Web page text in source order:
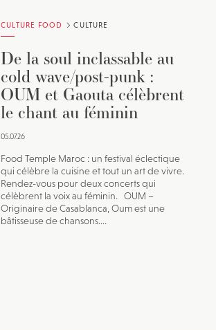
CULTURE FOOD CULTURE
De la soul inclassable au
cold wave/post-punk :
OUM et Gaouta célèbrent
le chant au féminin
05.07.26
Food Temple Maroc : un festival éclectique
qui célèbre la cuisine et tout un art de vivre.
Rendez-vous pour deux concerts qui
célèbrent la voix au féminin. OUM –
Originaire de Casablanca, Oum est une
bâtisseuse de chansons....